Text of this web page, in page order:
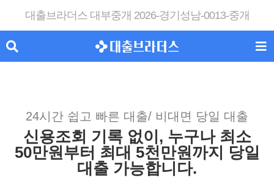
대출브라더스 대부중개 2026-경기성남-0013-중개
24시간 쉽고 빠른 대출/ 비대면 당일 대출
신용조회 기록 없이, 누구나 최소
50만원부터 최대 5천만원까지 당일
대출 가능합니다.